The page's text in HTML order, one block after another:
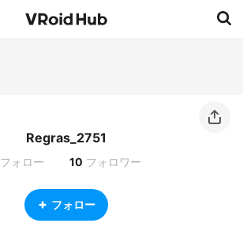
Regras_2751
フォロー 10 フォロワー
フォロー